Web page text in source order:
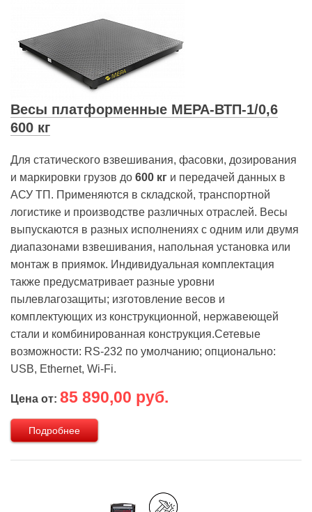
Весы платформенные МЕРА-ВТП-1/0,6
600 кг
Для статического взвешивания, фасовки, дозирования
и маркировки грузов до 600 кг и передачей данных в
АСУ ТП. Применяются в складской, транспортной
логистике и производстве различных отраслей. Весы
выпускаются в разных исполнениях с одним или двумя
диапазонами взвешивания, напольная установка или
монтаж в приямок. Индивидуальная комплектация
также предусматривает разные уровни
пылевлагозащиты; изготовление весов и
комплектующих из конструкционной, нержавеющей
стали и комбинированная конструкция.Сетевые
возможности: RS-232 по умолчанию; опционально:
USB, Ethernet, Wi-Fi.
Цена от: 85 890,00 руб.
Подробнее